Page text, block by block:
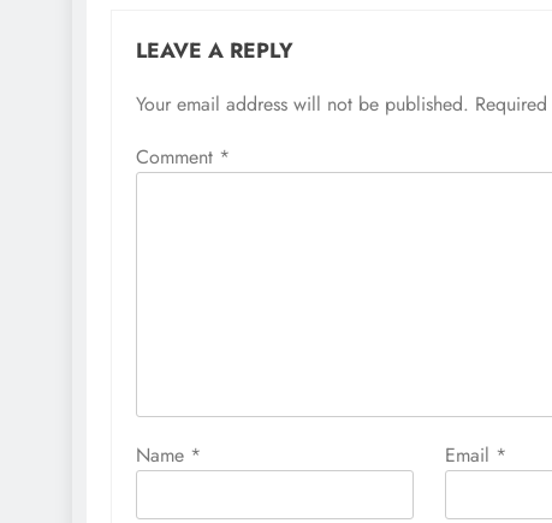
LEAVE A REPLY
Your email address will not be published.
Comment *
Name * Email *